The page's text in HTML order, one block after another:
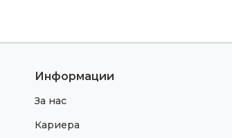
Информации
За нас
Кариера